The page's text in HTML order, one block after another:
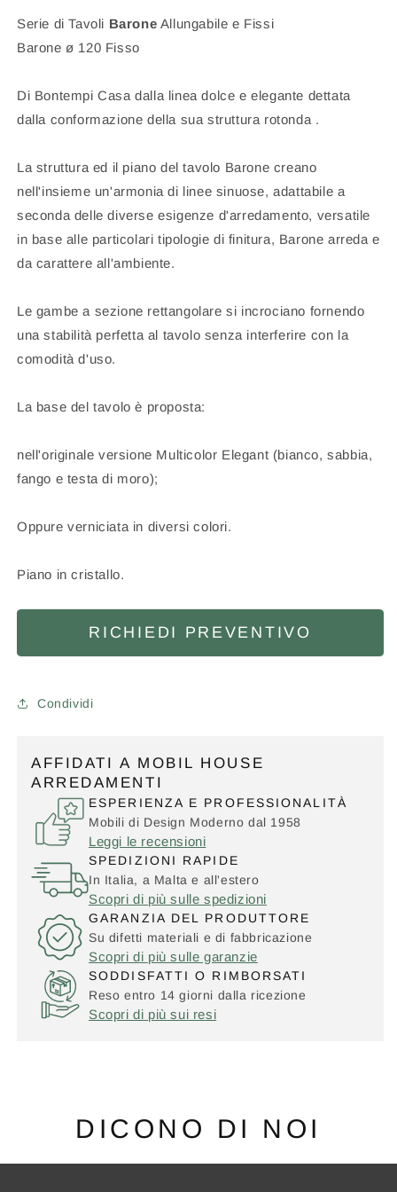
Serie di Tavoli Barone Allungabile e Fissi
Barone ø 120 Fisso
Di Bontempi Casa dalla linea dolce e elegante dettata
dalla conformazione della sua struttura rotonda .
La struttura ed il piano del tavolo Barone creano
nell'insieme un'armonia di linee sinuose, adattabile a
seconda delle diverse esigenze d'arredamento, versatile
in base alle particolari tipologie di finitura, Barone arreda e
da carattere all'ambiente.
Le gambe a sezione rettangolare si incrociano fornendo
una stabilità perfetta al tavolo senza interferire con la
comodità d'uso.
La base del tavolo è proposta:
nell'originale versione Multicolor Elegant (bianco, sabbia,
fango e testa di moro);
Oppure verniciata in diversi colori.
Piano in cristallo.
RICHIEDI PREVENTIVO
Condividi
AFFIDATI A MOBIL HOUSE
ARREDAMENTI
ESPERIENZA E PROFESSIONALITÀ
Mobili di Design Moderno dal 1958
Leggi le recensioni
SPEDIZIONI RAPIDE
In Italia, a Malta e all'estero
Scopri di più sulle spedizioni
GARANZIA DEL PRODUTTORE
Su difetti materiali e di fabbricazione
Scopri di più sulle garanzie
SODDISFATTI O RIMBORSATI
Reso entro 14 giorni dalla ricezione
Scopri di più sui resi
DICONO DI NOI